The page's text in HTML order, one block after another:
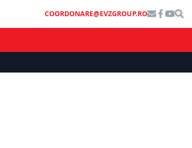
COORDONARE@EVZGROUP.RO